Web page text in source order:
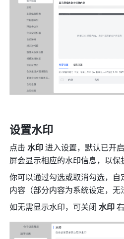
设置水印
点击 水印 进入设置，默认已开
屏会显示相应的水印信息，以保
你可以通过勾选或取消勾选，
内容（部分内容为系统设定，无
如无需显示水印，可关闭 水印